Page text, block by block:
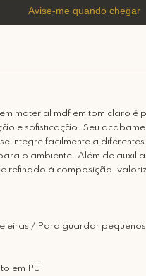
material mdf em tom claro
e sofisticação. Seu
integre facilmente a
o ambiente. Além de
refinado à composição,
/ Para guardar
em PU